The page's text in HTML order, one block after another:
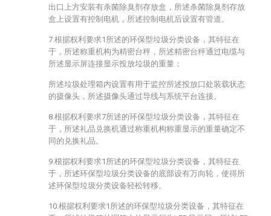
出口上方安装有杀菌除臭剂存放盒，所述杀菌除臭剂存放
盒上设置有控制电机，所述控制电机后设置有管道。
7.根据权利要求1所述的环保型垃圾分类设备，其特征在
于，所述称重机构为精密台秤，所述精密台秤通过电缆与
所述显示屏连接显示投放垃圾的重量；
所述垃圾处理箱内设置有用于监控所述投放口处装载状态
的摄像头，所述摄像头通过导线与系统平台连接。
8.根据权利要求7所述的环保型垃圾分类设备，其特征在
于，所述礼品兑换机通过称重机构称重显示的重量确定不
同的兑换礼品。
9.根据权利要求1所述的环保型垃圾分类设备，其特征在
于，所述环保型垃圾分类设备的底部设有万向轮，使得所
述环保型垃圾分类设备轻松转移。
10.根据权利要求1所述的环保型垃圾分类设备，其特征在